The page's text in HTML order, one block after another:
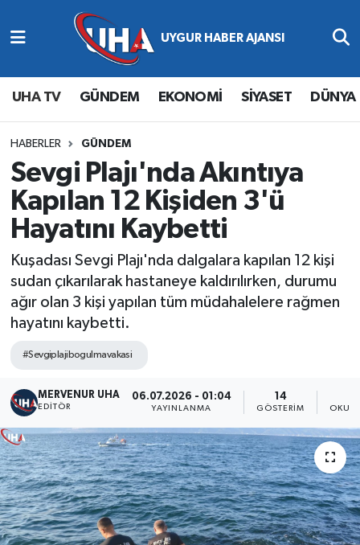
UHA TV GÜNDEM EKONOMİ SİYASET DÜNYA
HABERLER GÜNDEM
Sevgi Plajı'nda Akıntıya
Kapılan 12 Kişiden 3'ü
Hayatını Kaybetti
Kuşadası Sevgi Plajı'nda dalgalara kapılan 12 kişi
sudan çıkarılarak hastaneye kaldırılırken, durumu
ağır olan 3 kişi yapılan tüm müdahalelere rağmen
hayatını kaybetti.
#Sevgiplajibogulmavakasi
MERVENUR UHA
EDITÖR
06.07.2026 - 01:04
YAYINLANMA
14
GÖSTERIM
Abone Ol
Gündem
Ekonomi
Magazin
Siyaset
Spor
Yaşam
Nöbetçi Eczaneler
Hava Durumu
Namaz Vakitleri
Trafik Durumu
Süper Lig Puan Durumu ve Fikstür
Tüm Manşetler
Son Dakika Haberleri
Haber Arşivi